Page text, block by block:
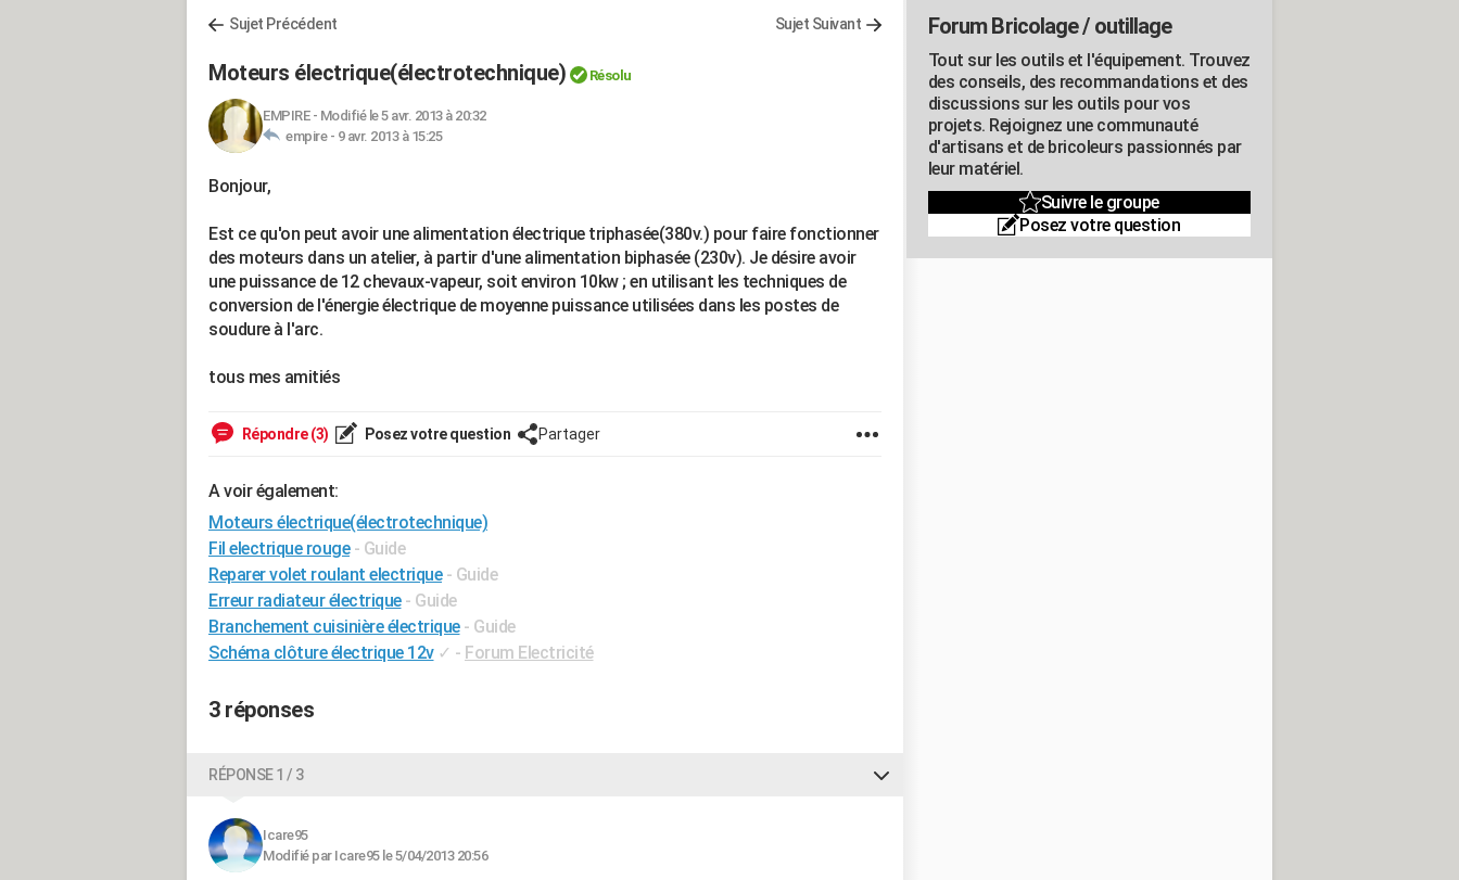
Sujet Précédent Sujet Suivant
Moteurs électrique(électrotechnique) Résolu
EMPIRE- Modifié le 5 avr. 2013 à 20:32
empire - 9 avr. 2013 à 15:25
Bonjour,
Est ce qu'on peut avoir une alimentation électrique triphasée(380v.) pour faire fonctionner
des moteurs dans un atelier, à partir d'une alimentation biphasée (230v). Je désire avoir
une puissance de 12 chevaux-vapeur, soit environ 10kw ; en utilisant les techniques de
conversion de l'énergie électrique de moyenne puissance utilisées dans les postes de
soudure à l'arc.
tous mes amitiés
Répondre (3) Posez votre question Partager
A voir également:
Moteurs électrique(électrotechnique)
Fil electrique rouge - Guide
Reparer volet roulant electrique - Guide
Erreur radiateur électrique - Guide
Branchement cuisinière électrique - Guide
Schéma clôture électrique 12v ✓ - Forum Electricité
3 réponses
RÉPONSE 1 / 3
Icare95
Modifié par Icare95 le 5/04/2013 20:56
Forum Bricolage / outillage
Tout sur les outils et l'équipement. Trouvez
des conseils, des recommandations et des
discussions sur les outils pour vos
projets. Rejoignez une communauté
d'artisans et de bricoleurs passionnés par
leur matériel.
Suivre le groupe
Posez votre question